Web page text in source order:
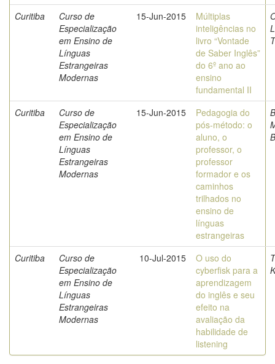
Curitiba
Curso de
Especialização
em Ensino de
Línguas
Estrangeiras
Modernas
15-Jun-2015
Múltiplas
inteligências no
livro “Vontade
de Saber Inglês”
do 6º ano ao
ensino
fundamental II
Curitiba
Curso de
Especialização
em Ensino de
Línguas
Estrangeiras
Modernas
15-Jun-2015
Pedagogia do
pós-método: o
aluno, o
professor, o
professor
formador e os
caminhos
trilhados no
ensino de
línguas
estrangeiras
Curitiba
Curso de
Especialização
em Ensino de
Línguas
Estrangeiras
Modernas
10-Jul-2015
O uso do
cyberfisk para a
aprendizagem
do inglês e seu
efeito na
avaliação da
habilidade de
listening